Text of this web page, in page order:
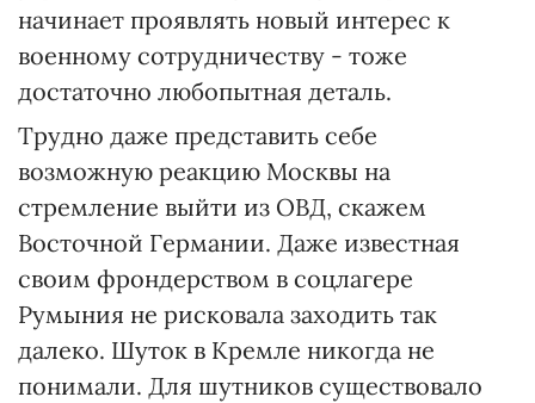
начинает проявлять новый интерес к
военному сотрудничеству - тоже
достаточно любопытная деталь.
Трудно даже представить себе
возможную реакцию Москвы на
стремление выйти из ОВД, скажем
Восточной Германии. Даже известная
своим фрондерством в соцлагере
Румыния не рисковала заходить так
далеко. Шуток в Кремле никогда не
понимали. Для шутников существовало